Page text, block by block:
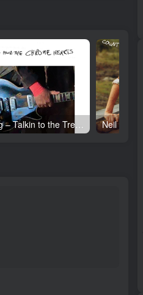
Neil Young – Talkin to the Trees(093624835004)【24bit／192.0kHz】土耳其区